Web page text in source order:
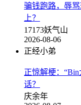
骗钱跑路，辱
上？
17173妖气山
2026-08-06
正经小弟
正惊解梗：
话？
庆余年